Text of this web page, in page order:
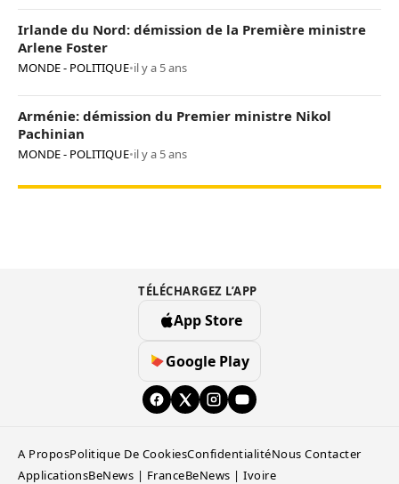
Irlande du Nord: démission de la Première ministre
Arlene Foster
MONDE - POLITIQUE•il y a 5 ans
Arménie: démission du Premier ministre Nikol
Pachinian
MONDE - POLITIQUE•il y a 5 ans
TÉLÉCHARGEZ L’APP
App Store
Google Play
A ProposPolitique De CookiesConfidentialitéNous Contacter
ApplicationsBeNews | FranceBeNews | Ivoire